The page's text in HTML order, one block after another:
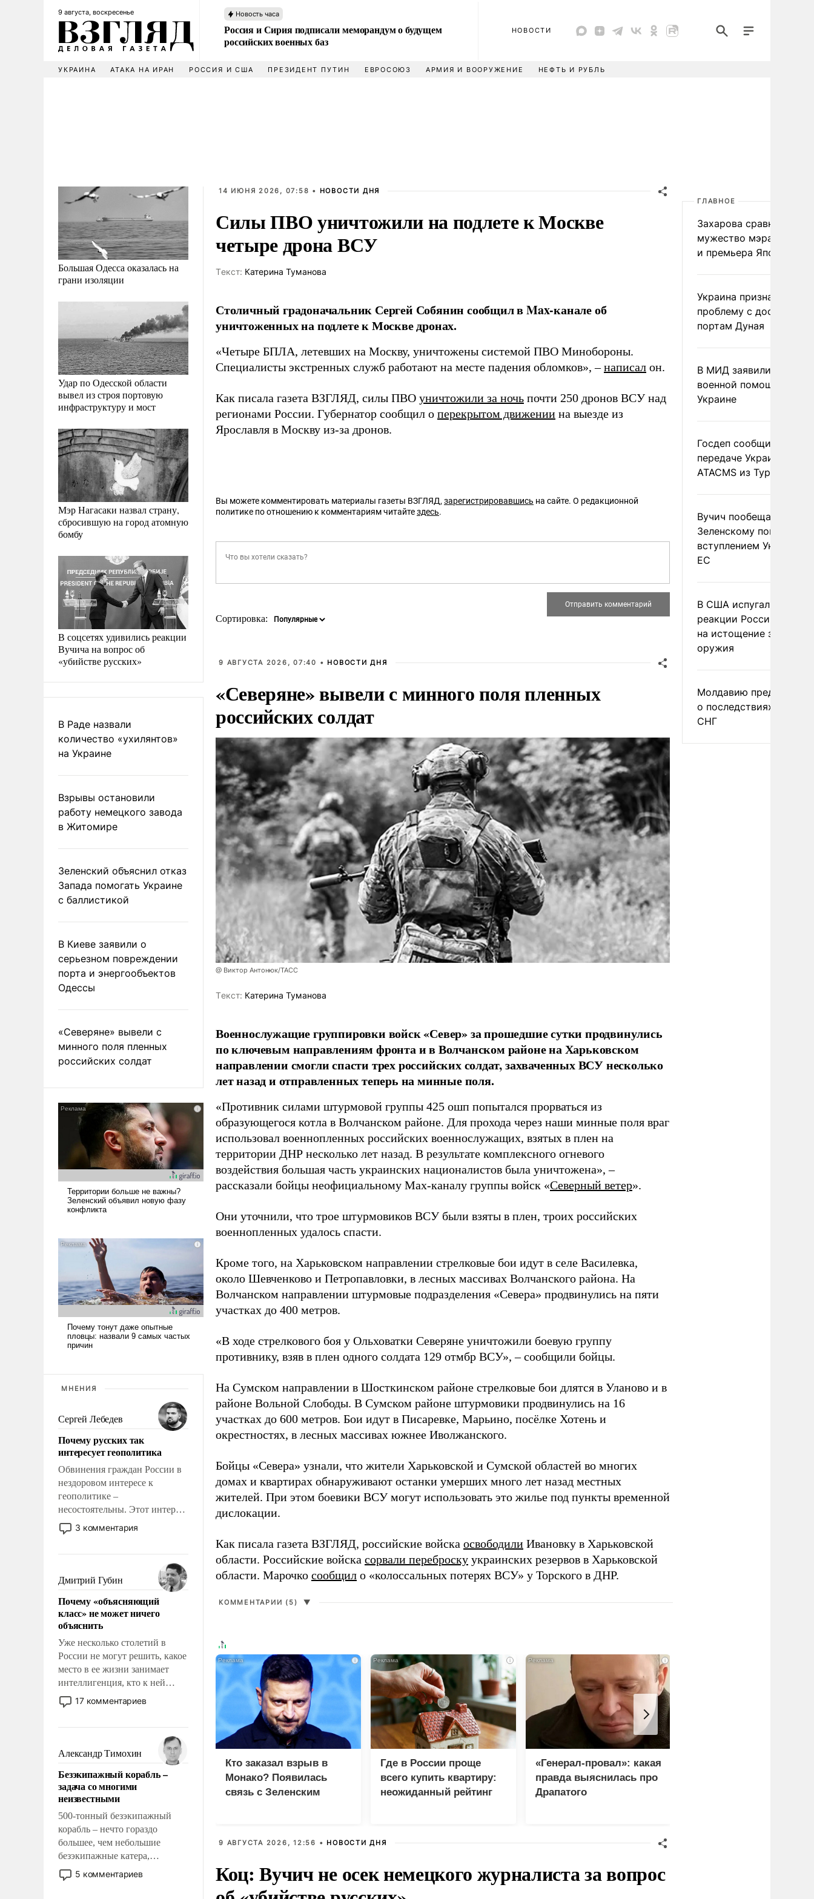
9 августа, воскресенье Новость часа
Россия и Сирия подписали меморандум о будущем
российских военных баз
НОВОСТИ
УКРАИНА АТАКА НА ИРАН РОССИЯ И США ПРЕЗИДЕНТ ПУТИН ЕВРОСОЮЗ АРМИЯ И ВООРУЖЕНИЕ НЕФТЬ И РУБЛЬ
Большая Одесса оказалась на
грани изоляции
Удар по Одесской области
вывел из строя портовую
инфраструктуру и мост
Мэр Нагасаки назвал страну,
сбросившую на город атомную
бомбу
В соцсетях удивились реакции
Вучича на вопрос об
«убийстве русских»
В Раде назвали
количество «ухилянтов»
на Украине
Взрывы остановили
работу немецкого завода
в Житомире
Зеленский объяснил отказ
Запада помогать Украине
с баллистикой
В Киеве заявили о
серьезном повреждении
порта и энергообъектов
Одессы
«Северяне» вывели с
минного поля пленных
российских солдат
МНЕНИЯ
Сергей Лебедев
Почему русских так
интересует геополитика
Обвинения граждан России в
нездоровом интересе к
геополитике –
несостоятельны. Этот интерес
рационален и прагматичен. Он
обусловлен тысячелетним
фундаментальным знанием,
что мировая политика имеет
свойство заявляться на порог
нашего дома.
3 комментария
Дмитрий Губин
Почему «объясняющий
класс» не может ничего
объяснить
Уже несколько столетий в
России не могут решить, какое
место в ее жизни занимает
интеллигенция, кто к ней
принадлежит, а кого из нее
исключили с правом
чем она отличается от просто
образованных людей. Иногда
казалось, что эти вопросы
решены раз и навсегда, но –
нет, не решены.
17 комментариев
Александр Тимохин
Безэкипажный корабль –
задача со многими
неизвестными
500-тонный безэкипажный
корабль – нечто гораздо
большее, чем небольшие
безэкипажные катера,
применение которых уже
стало обыденностью. Задача по
5 комментариев
14 ИЮНЯ 2026, 07:58 • НОВОСТИ ДНЯ
Силы ПВО уничтожили на подлете к Москве
четыре дрона ВСУ
Tекст: Катерина Туманова
Столичный градоначальник Сергей Собянин сообщил в Max-канале об
уничтоженных на подлете к Москве дронах.
«Четыре БПЛА, летевших на Москву, уничтожены системой ПВО Минобороны.
Специалисты экстренных служб работают на месте падения обломков», –написал он.
Как писала газета ВЗГЛЯД, силы ПВО уничтожили за ночь почти 250 дронов ВСУ над
регионами России. Губернатор сообщил о перекрытом движении на выезде из
Ярославля в Москву из-за дронов.
Вы можете комментировать материалы газеты ВЗГЛЯД, зарегистрировавшись на сайте. О редакционной
политике по отношению к комментариям читайтездесь.
Сортировка:
9 АВГУСТА 2026, 07:40 • НОВОСТИ ДНЯ
«Северяне» вывели с минного поля пленных
российских солдат
@ Виктор Антонюк/ТАСС
Tекст: Катерина Туманова
Военнослужащие группировки войск «Север» за прошедшие сутки продвинулись
по ключевым направлениям фронта и в Волчанском районе на Харьковском
направлении смогли спасти трех российских солдат, захваченных ВСУ несколько
лет назад и отправленных теперь на минные поля.
«Противник силами штурмовой группы 425 ошп попытался прорваться из
образующегося котла в Волчанском районе. Для прохода через наши минные поля враг
использовал военнопленных российских военнослужащих, взятых в плен на
территории ДНР несколько лет назад. В результате комплексного огневого
воздействия большая часть украинских националистов была уничтожена», –
рассказали бойцы неофициальному Max-каналу группы войск «Северный ветер».
Они уточнили, что трое штурмовиков ВСУ были взяты в плен, троих российских
военнопленных удалось спасти.
Кроме того, на Харьковском направлении стрелковые бои идут в селе Василевка,
около Шевченково и Петропавловки, в лесных массивах Волчанского района. На
Волчанском направлении штурмовые подразделения «Севера» продвинулись на пяти
участках до 400 метров.
«В ходе стрелкового боя у Ольховатки Северяне уничтожили боевую группу
противнику, взяв в плен одного солдата 129 отмбр ВСУ», – сообщили бойцы.
На Сумском направлении в Шосткинском районе стрелковые бои длятся в Уланово и в
районе Вольной Слободы. В Сумском районе штурмовики продвинулись на 16
участках до 600 метров. Бои идут в Писаревке, Марьино, посёлке Хотень и
окрестностях, в лесных массивах южнее Иволжанского.
Бойцы «Севера» узнали, что жители Харьковской и Сумской областей во многих
домах и квартирах обнаруживают останки умерших много лет назад местных
жителей. При этом боевики ВСУ могут использовать это жилье под пункты временной
дислокации.
Как писала газета ВЗГЛЯД, российские войска освободили Ивановку в Харьковской
области. Российские войска сорвали переброску украинских резервов в Харьковской
области. Марочко сообщил о «колоссальных потерях ВСУ» у Торского в ДНР.
КОММЕНТАРИИ (5) ▼
i
Кто заказал взрыв в
Монако? Появилась
связь с Зеленским
i
Где в России проще
всего купить квартиру:
неожиданный рейтинг
i
«Генерал-провал»: какая
правда выяснилась про
Драпатого
9 АВГУСТА 2026, 12:56 • НОВОСТИ ДНЯ
Коц: Вучич не осек немецкого журналиста за вопрос
ГЛАВНОЕ
Захарова сравнила
мужество мэра
и премьера Японии
Украина признала
проблему с доступом к
портам Дуная
В МИД заявили о
военной помощи
Украине
Госдеп сообщил о
передаче Украине
ATACMS из Турции
Вучич пообещал
Зеленскому помочь со
вступлением Украины в
ЕС
В США испугались
реакции России и
на истощение запасов
оружия
Молдавию
о последствиях выхода
СНГ